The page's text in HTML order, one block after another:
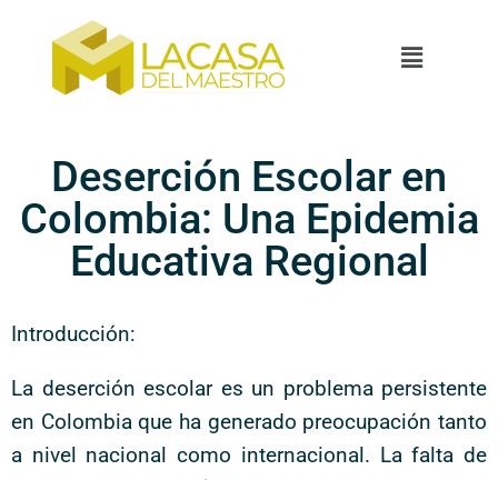
Deserción Escolar en
Colombia: Una Epidemia
Educativa Regional
Introducción:
La deserción escolar es un problema persistente
en Colombia que ha generado preocupación tanto
a nivel nacional como internacional. La falta de